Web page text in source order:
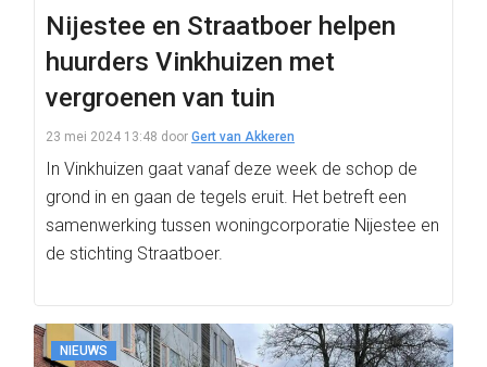
Nijestee en Straatboer helpen
huurders Vinkhuizen met
vergroenen van tuin
23 mei 2024 13:48 door Gert van Akkeren
In Vinkhuizen gaat vanaf deze week de schop de
grond in en gaan de tegels eruit. Het betreft een
samenwerking tussen woningcorporatie Nijestee en
de stichting Straatboer.
NIEUWS